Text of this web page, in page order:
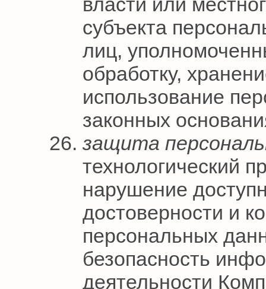
субъекта
лиц,
обработку,
использование
законных
защита
технологический
нарушение
достоверности и
персональных
безопасность
деятельности